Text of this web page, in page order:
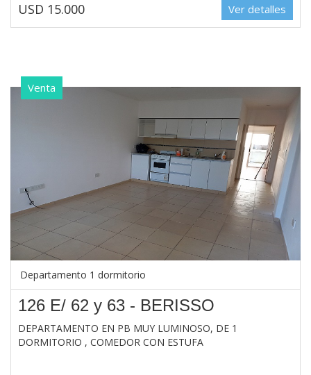
USD 15.000 Ver detalles
Venta
Departamento 1 dormitorio
126 E/ 62 y 63 - BERISSO
DEPARTAMENTO EN PB MUY LUMINOSO, DE 1
DORMITORIO , COMEDOR CON ESTUFA